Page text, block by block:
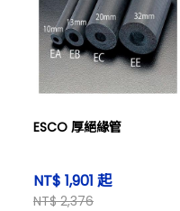
ESCO 厚絕緣管
NT$ 1,901 起
NT$ 2,376